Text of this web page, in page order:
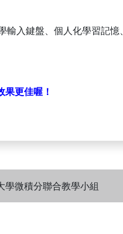
輸入鍵盤、 個人化學習記憶、
更佳喔！
學微積分聯合教學小組